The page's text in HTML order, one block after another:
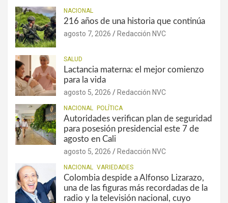
NACIONAL
216 años de una historia que continúa
agosto 7, 2026 Redacción NVC
SALUD
Lactancia materna: el mejor comienzo
para la vida
agosto 5, 2026 Redacción NVC
NACIONAL POLÍTICA
Autoridades verifican plan de seguridad
para posesión presidencial este 7 de
agosto en Cali
agosto 5, 2026 Redacción NVC
NACIONAL VARIEDADES
Colombia despide a Alfonso Lizarazo,
una de las figuras más recordadas de la
radio y la televisión nacional, cuyo